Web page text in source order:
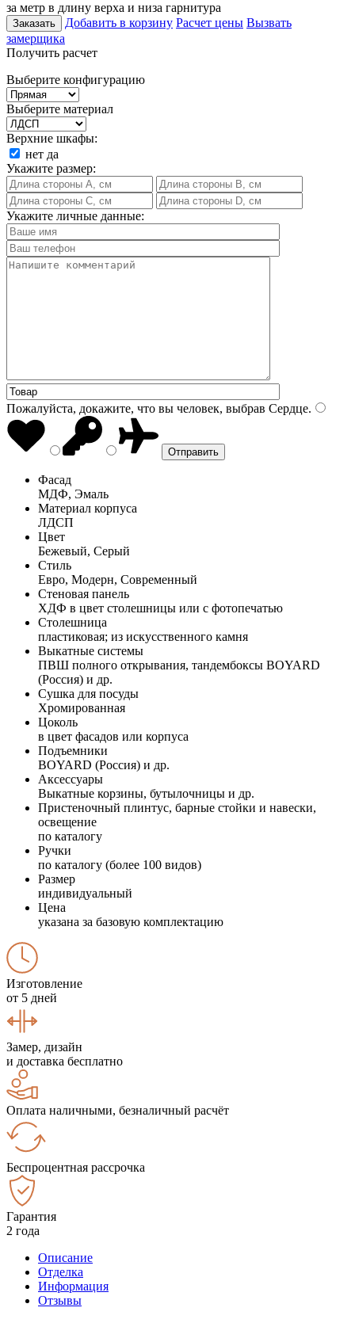
за метр в длину верха и низа гарнитура
Заказать Добавить в корзину Расчет цены Вызвать
замерщика
Получить расчет
Выберите конфигурацию
Выберите материал
Верхние шкафы:
нет да
Укажите размер:
Укажите личные данные:
Пожалуйста, докажите, что вы человек, выбрав Сердце.
Фасад
МДФ, Эмаль
Материал корпуса
ЛДСП
Цвет
Бежевый, Серый
Стиль
Евро, Модерн, Современный
Стеновая панель
ХДФ в цвет столешницы или с фотопечатью
Столешница
пластиковая; из искусственного камня
Выкатные системы
ПВШ полного открывания, тандембоксы BOYARD
(Россия) и др.
Сушка для посуды
Хромированная
Цоколь
в цвет фасадов или корпуса
Подъемники
BOYARD (Россия) и др.
Аксессуары
Выкатные корзины, бутылочницы и др.
Пристеночный плинтус, барные стойки и навески,
освещение
по каталогу
Ручки
по каталогу (более 100 видов)
Размер
индивидуальный
Цена
указана за базовую комплектацию
Изготовление
от 5 дней
Замер, дизайн
и доставка бесплатно
Оплата наличными, безналичный расчёт
Беспроцентная рассрочка
Гарантия
2 года
Описание
Отделка
Информация
Отзывы